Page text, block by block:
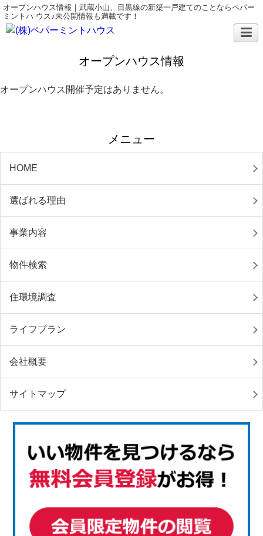
オープンハウス情報｜武蔵小山、目黒線の新築一戸建てのことならペパー
ミントハ ウス♪未公開情報も満載です！
オープンハウス情報
オープンハウス開催予定はありません。
メニュー
HOME
選ばれる理由
事業内容
物件検索
住環境調査
ライフプラン
会社概要
サイトマップ